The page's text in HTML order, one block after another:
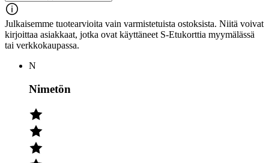
Julkaisemme tuotearvioita vain varmistetuista ostoksista. Niitä voivat
kirjoittaa asiakkaat, jotka ovat käyttäneet S-Etukorttia myymälässä
tai verkkokaupassa.
N
Nimetön